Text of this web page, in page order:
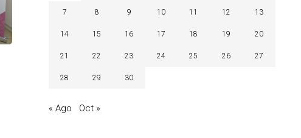
7 8 9 10 11 12 13
14 15 16 17 18 19 20
21 22 23 24 25 26 27
28 29 30
« Ago Oct »